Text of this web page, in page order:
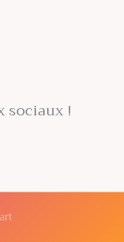
sociaux !